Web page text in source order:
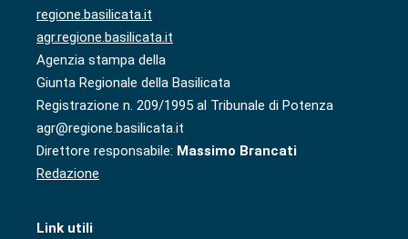
regione.basilicata.it
agr.regione.basilicata.it
Agenzia stampa della
Giunta Regionale della Basilicata
Registrazione n. 209/1995 al Tribunale di Potenza
agr@regione.basilicata.it
Direttore responsabile: Massimo Brancati
Redazione
Link utili